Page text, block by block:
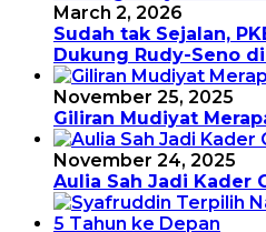
March 2, 2026
Sudah tak Sejalan,
Dukung Rudy-Seno
November 25, 2025
Giliran Mudiyat
November 24, 2025
Aulia Sah Jadi Kader